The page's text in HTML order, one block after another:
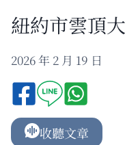
紐約市雲頂
2026 年 2 月 19 日
收聽文章